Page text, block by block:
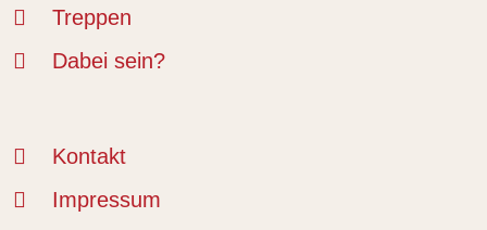
Treppen
Dabei sein?
Kontakt
Impressum